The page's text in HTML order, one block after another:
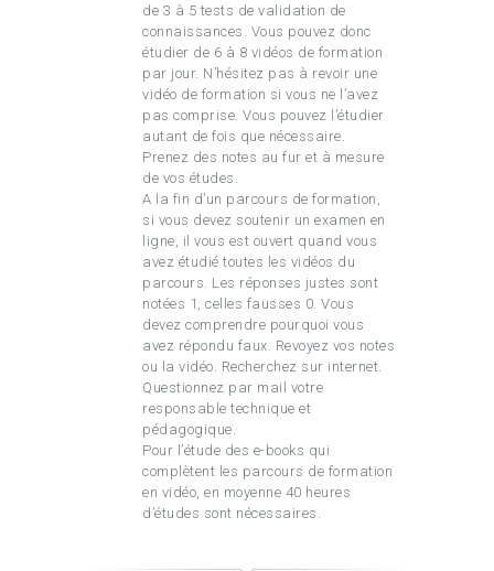
de 3 à 5 tests de validation de
connaissances. Vous pouvez donc
étudier de 6 à 8 vidéos de formation
par jour. N’hésitez pas à revoir une
vidéo de formation si vous ne l’avez
pas comprise. Vous pouvez l’étudier
autant de fois que nécessaire.
Prenez des notes au fur et à mesure
de vos études.
A la fin d’un parcours de formation,
si vous devez soutenir un examen en
ligne, il vous est ouvert quand vous
avez étudié toutes les vidéos du
parcours. Les réponses justes sont
notées 1, celles fausses 0. Vous
devez comprendre pourquoi vous
avez répondu faux. Revoyez vos notes
ou la vidéo. Recherchez sur internet.
Questionnez par mail votre
responsable technique et
pédagogique.
Pour l’étude des e-books qui
complètent les parcours de formation
en vidéo, en moyenne 40 heures
d’études sont nécessaires.